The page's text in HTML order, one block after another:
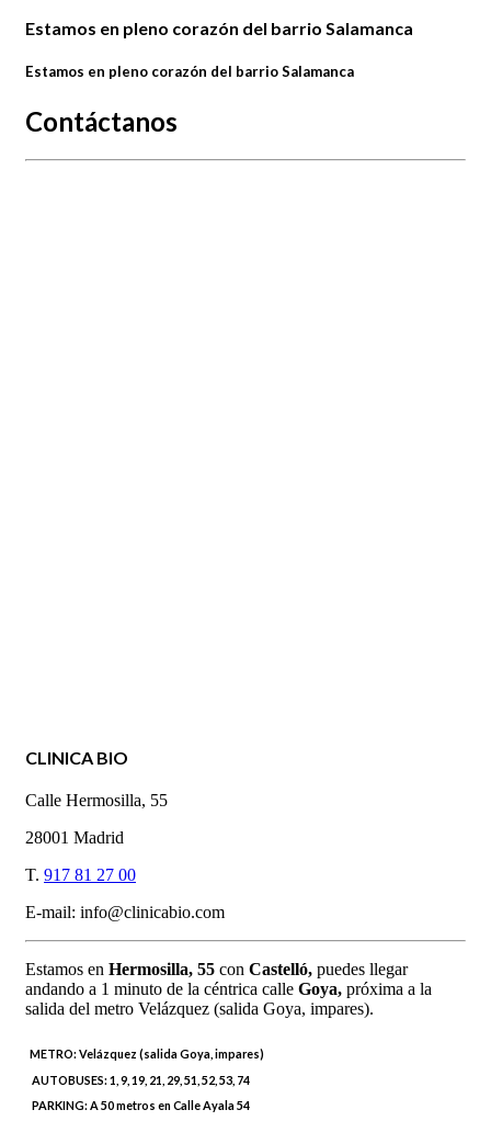
Estamos en pleno corazón del barrio Salamanca
Estamos en pleno corazón del barrio Salamanca
Contáctanos
CLINICA BIO
Calle Hermosilla, 55
28001 Madrid
T. 917 81 27 00
E-mail: info@clinicabio.com
Estamos en Hermosilla, 55 con Castelló, puedes llegar
andando a 1 minuto de la céntrica calle Goya, próxima a la
salida del metro Velázquez (salida Goya, impares).
METRO:Velázquez (salida Goya, impares)
AUTOBUSES:1, 9, 19, 21, 29, 51, 52, 53, 74
PARKING:A 50 metros en Calle Ayala 54